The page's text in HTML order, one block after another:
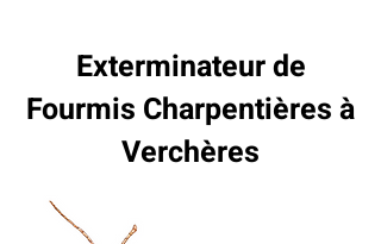
Exterminateur de
Fourmis Charpentières à
Verchères